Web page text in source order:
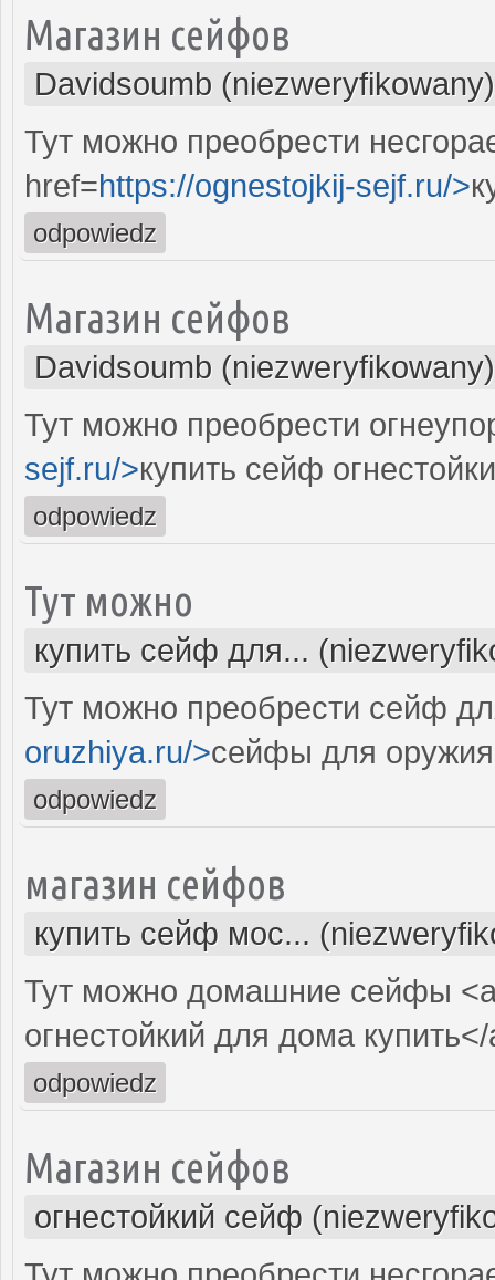
Магазин сейфов
Davidsoumb (niezweryfikowany)
Тут можно преобрести
href=https://ognestojkij-sejf.ru/>
odpowiedz
Магазин сейфов
Davidsoumb (niezweryfikowany)
Тут можно преобрести
sejf.ru/>купить сейф
odpowiedz
Тут можно
купить сейф для...
Тут можно преобрести сейф
oruzhiya.ru/>сейфы для
odpowiedz
магазин сейфов
купить сейф мос...
Тут можно домашние сейфы
огнестойкий для дома
odpowiedz
Магазин сейфов
огнестойкий сейф